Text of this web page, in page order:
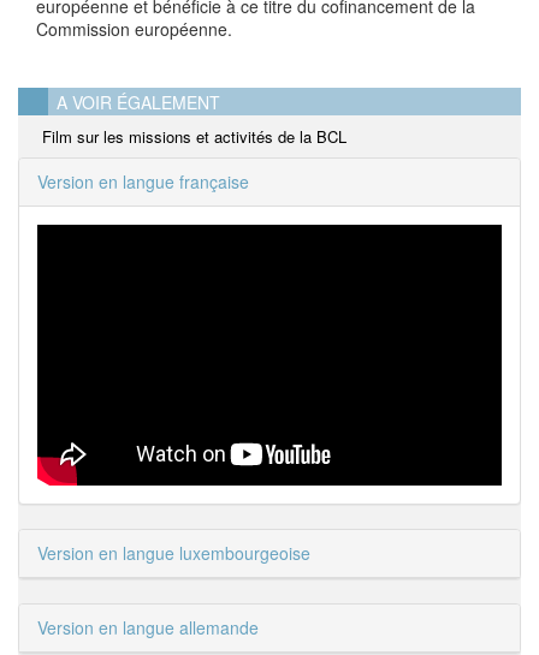
européenne et bénéficie à ce titre du cofinancement de la
Commission européenne.
A VOIR ÉGALEMENT
Film sur les missions et activités de la BCL
Version en langue française
Version en langue luxembourgeoise
Version en langue allemande